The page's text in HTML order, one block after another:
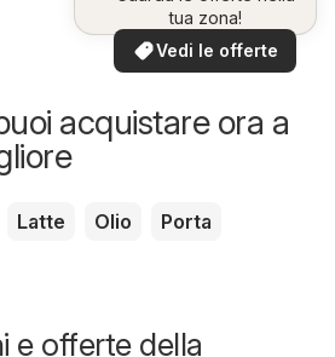
tua zona!
Vedi le offerte
acquistare ora a
Latte Olio
Porta
e offerte della